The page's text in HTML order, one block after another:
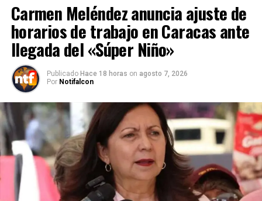
Carmen Meléndez anuncia ajuste de
horarios de trabajo en Caracas ante
llegada del «Súper Niño»
Publicado Hace 18 horas on agosto 7, 2026
Por Notifalcon